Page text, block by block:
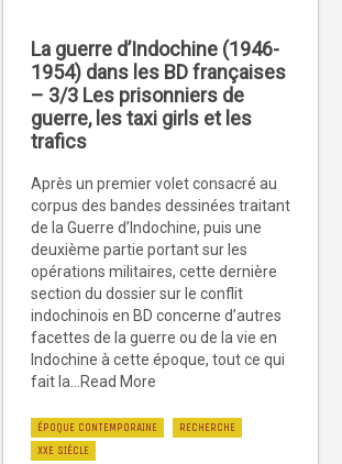
La guerre d’Indochine (1946-
1954) dans les BD françaises
– 3/3 Les prisonniers de
guerre, les taxi girls et les
trafics
Après un premier volet consacré au
corpus des bandes dessinées traitant
de la Guerre d’Indochine, puis une
deuxième partie portant sur les
opérations militaires, cette dernière
section du dossier sur le conflit
indochinois en BD concerne d’autres
facettes de la guerre ou de la vie en
Indochine à cette époque, tout ce qui
fait la...Read More
ÉPOQUE CONTEMPORAINE
RECHERCHE
XXE SIÈCLE